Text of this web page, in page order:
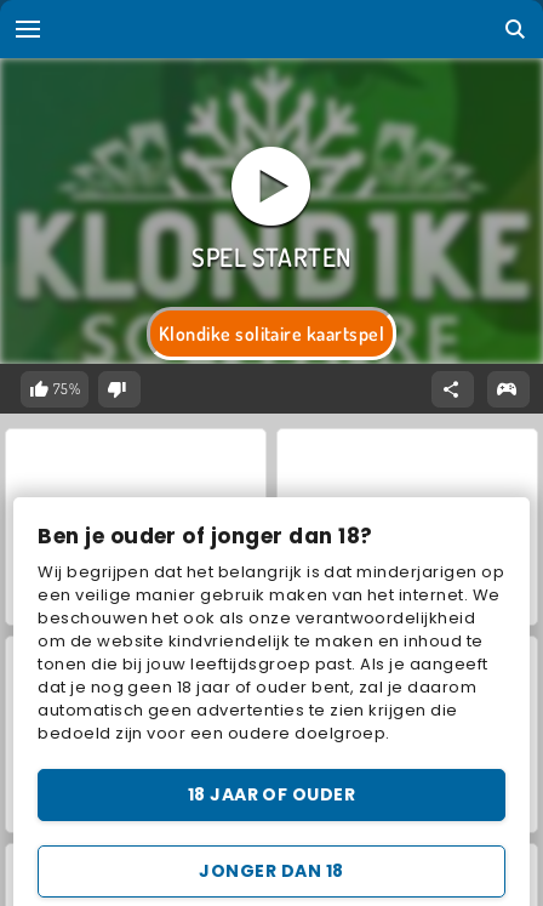
Ben je ouder of jonger dan 18?
Wij begrijpen dat het belangrijk is dat minderjarigen op
een veilige manier gebruik maken van het internet. We
beschouwen het ook als onze verantwoordelijkheid
om de website kindvriendelijk te maken en inhoud te
tonen die bij jouw leeftijdsgroep past. Als je aangeeft
dat je nog geen 18 jaar of ouder bent, zal je daarom
automatisch geen advertenties te zien krijgen die
bedoeld zijn voor een oudere doelgroep.
JONGER DAN 18
18 JAAR OF OUDER
Klondike solitaire kaartspel
75%
Hidden Object: Street of Secrets VegaMix Da Vinci Puzzles